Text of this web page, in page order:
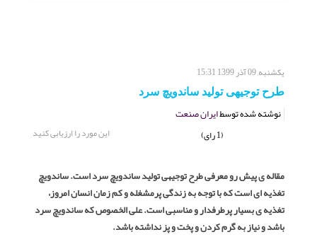
یکشنبه, 09 آذر 1399 15:31
طرح توجیهی تولید ساندویچ سرد
نوشته شده توسطایران صنعت
این مورد را ارزیابی کنید (1 رای)
مقاله ی پیش رو معرفی طرح توجیهی تولید ساندویچ سرد است. ساندویچ
تغذیه ای است که با توجه به زندگی پرمشغله و کم زمان انسان امروز،
تغذیه ی بسیار پرطرفدار و مناسبی است. علی الخصوص که ساندویچ سرد
باشد و نیاز به گرم کردن و پخت و پز نداشته باشد.